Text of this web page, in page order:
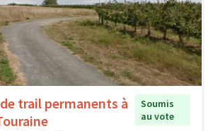
trail permanents à
Soumis
au vote